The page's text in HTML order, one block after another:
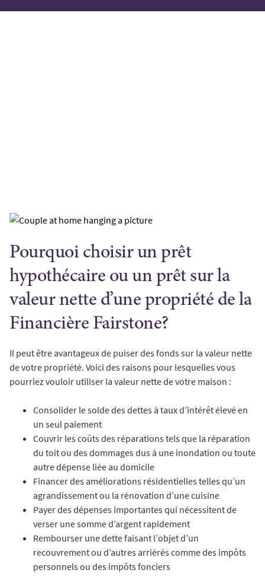
Pourquoi choisir un prêt
hypothécaire ou un prêt sur la
valeur nette d’une propriété de la
Financière Fairstone?
Il peut être avantageux de puiser des fonds sur la valeur nette
de votre propriété. Voici des raisons pour lesquelles vous
pourriez vouloir utiliser la valeur nette de votre maison :
Consolider le solde des dettes à taux d’intérêt élevé en
un seul paiement
Couvrir les coûts des réparations tels que la réparation
du toit ou des dommages dus à une inondation ou toute
autre dépense liée au domicile
Financer des améliorations résidentielles telles qu’un
agrandissement ou la rénovation d’une cuisine
Payer des dépenses importantes qui nécessitent de
verser une somme d’argent rapidement
Rembourser une dette faisant l’objet d’un
recouvrement ou d’autres arriérés comme des impôts
personnels ou des impôts fonciers